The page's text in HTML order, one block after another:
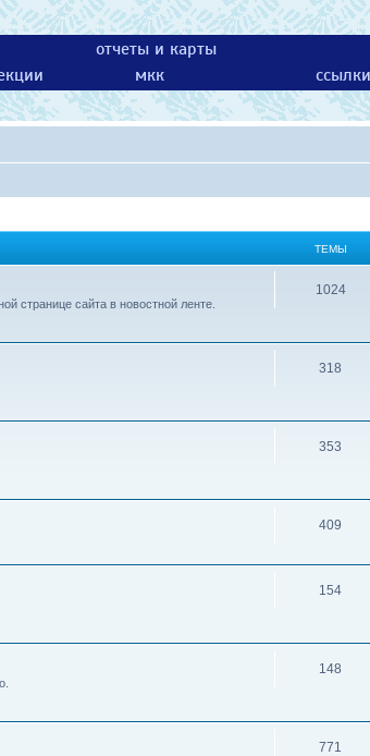
отчеты и карты
мкк ссылки
ТЕМЫ
странице сайта в новостной ленте.
1024
318
353
409
154
148
771